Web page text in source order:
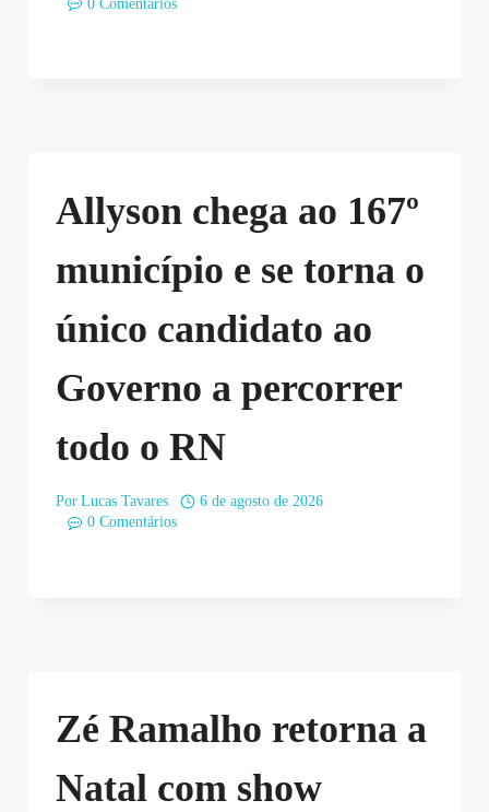
0 Comentários
Allyson chega ao 167º
município e se torna o
único candidato ao
Governo a percorrer
todo o RN
Por Lucas Tavares
6 de agosto de 2026
0 Comentários
Zé Ramalho retorna a
Natal com show